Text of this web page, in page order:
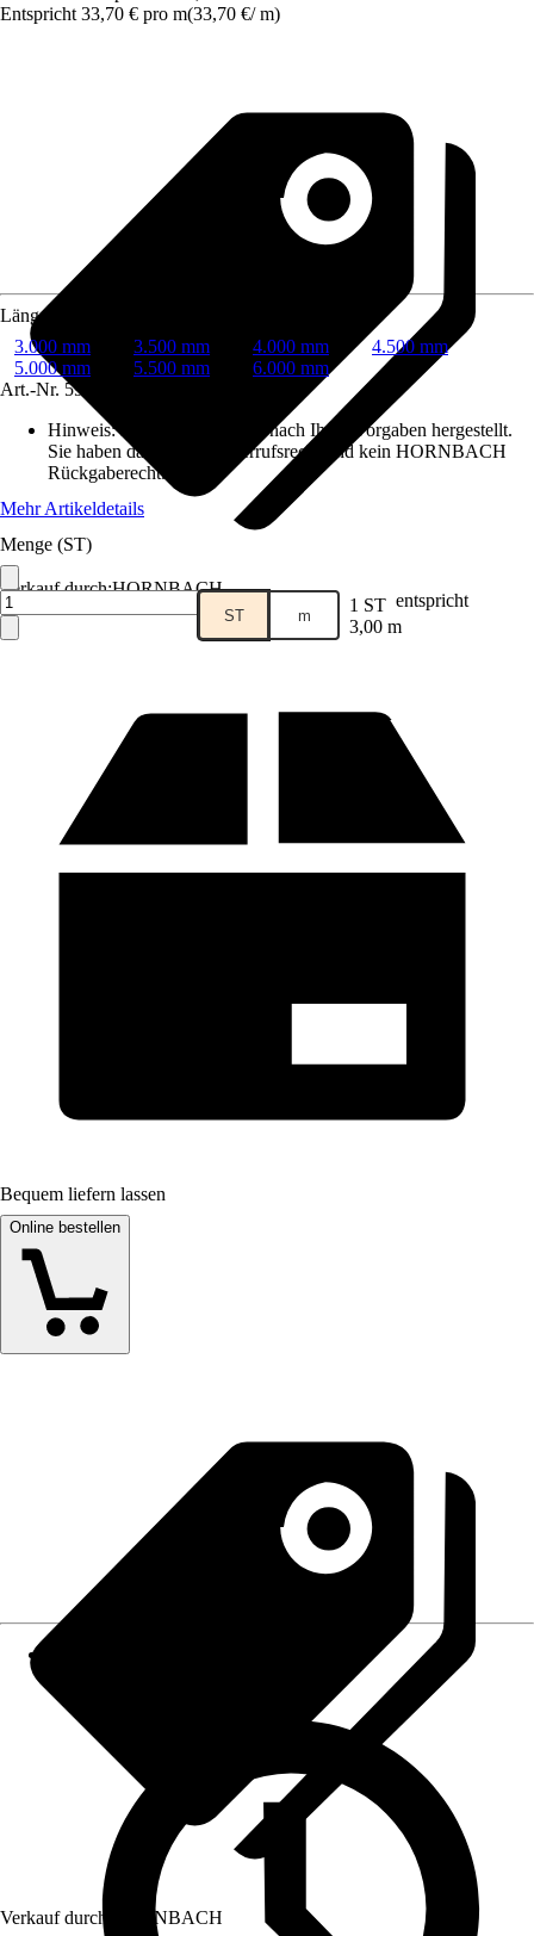
Entspricht 33,70 € pro m(33,70 €/ m)
Verkauf durch:HORNBACH
Länge
3.000 mm
3.500 mm 4.000 mm
4.500 mm
5.000 mm
5.500 mm
6.000 mm
Art.-Nr. 5955449
Hinweis: Dieser Artikel wird nach Ihren Vorgaben hergestellt.
Sie haben daher kein Widerrufsrecht und kein HORNBACH
Rückgaberecht.
Mehr Artikeldetails
Menge (ST)
ST m 1 ST entspricht
3,00 m
Bequem liefern lassen
Online bestellen
Verkauf durch: HORNBACH